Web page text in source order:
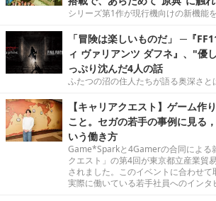
シリーズ第1作が現行機向けの新機能
「冒険は楽しいものだ」 ─『
ィ ヴァリアンツ ダフネ』、"優
っぷり沈んだ4人の話
ふたつの沼の住人たちが語る奥深さと
【キャリアクエスト】ゲーム作
こと。セガの若手の事例に見る
いう働き方
Game*Sparkと4Gamerの合同による
クエスト」の第4回が東京都立産業貿
されました。このイベントに合わせ
実際に働いている若手社員へのインタ